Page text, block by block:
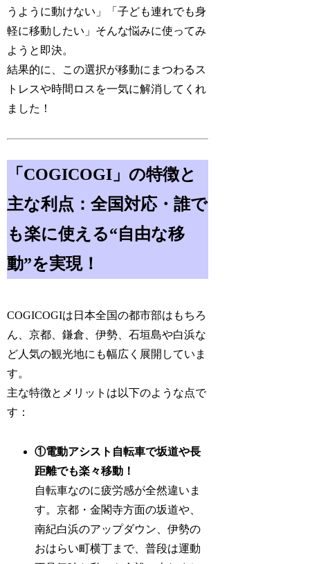
うように動けない」「子ども連れでも身
軽に移動したい」そんな悩みに使ってみ
ようと即決。
結果的に、この選択が移動にまつわるス
トレスや時間ロスを一気に解消してくれ
ました！
「COGICOGI」の特徴と
主な利点：全国対応・誰で
も楽に使える“自由な移
動”を実現！
COGICOGIは日本全国の都市部はもちろ
ん、京都、鎌倉、伊勢、石垣島や白浜な
ど人気の観光地にも幅広く展開していま
す。
主な特徴とメリットは以下のような点で
す：
①電動アシスト自転車で坂道や長
距離でも楽々移動！
自転車なのに疲労感が全然違いま
す。京都・金閣寺方面の坂道や、
南紀白浜のアップダウン、伊勢の
おはらい町横丁まで、普段は運動